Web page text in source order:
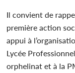
Il convient de
première action
appui à
Lycée
orphelinat et à la